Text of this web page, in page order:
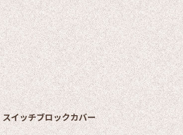
スイッチブロックカバー